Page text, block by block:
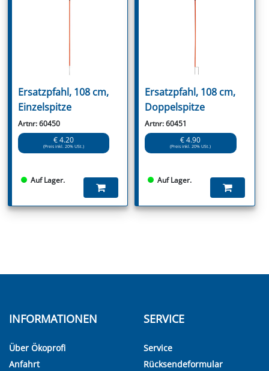
Ersatzpfahl, 108 cm,
Einzelspitze
Artnr: 60450
€ 4.20
(Preis inkl. 20% USt.)
Auf Lager.
Ersatzpfahl, 108 cm,
Doppelspitze
Artnr: 60451
€ 4.90
(Preis inkl. 20% USt.)
Auf Lager.
INFORMATIONEN
Über Ökoprofi
Anfahrt
SERVICE
Service
Rücksendeformular